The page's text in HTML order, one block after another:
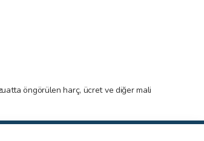
öngörülen harç, ücret ve diğer mali